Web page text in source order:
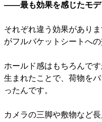
――最も効果を感じたモデ
それぞれ違う効果があり
がフルバケットシートへの
ホールド感はもちろんで
生まれたことで、荷物を
ったんです。
カメラの三脚や敷物など